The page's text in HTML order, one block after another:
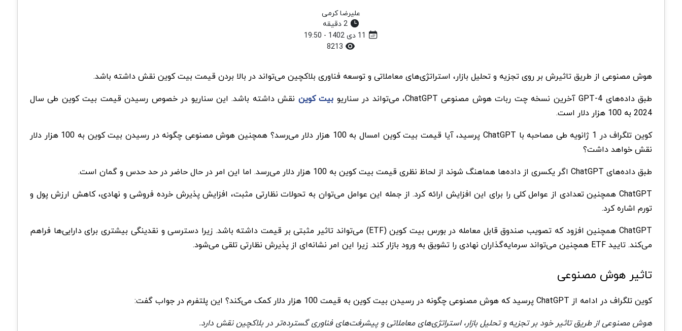
علیرضا کرمی
2 دقیقه
هوش مصنوعی از طریق تاثیرش بر روی تجزیه و تحلیل بازار، استراتژی‌های معاملاتی و توسعه فناوری بلاکچین می‌تواند در بالا بردن قیمت بیت کوین نقش داشته باشد.
طبق داده‌های GPT-4 آخرین نسخه چت ربات هوش مصنوعی ChatGPT، می‌تواند در سناریو
بیت کوین نقش داشته باشد. این سناریو در خصوص رسیدن قیمت بیت کوین طی سال
2024 به 100 هزار دلار است.
کوین تلگراف در 1 ژانویه طی مصاحبه با ChatGPT پرسید، آیا قیمت بیت کوین امسال به 100 هزار دلار می‌رسد؟ همچنین هوش مصنوعی چگونه در رسیدن بیت کوین به 100 هزار دلار
نقش خواهد داشت؟
طبق داده‌های ChatGPT اگر یکسری از داده‌ها هماهنگ شوند از لحاظ نظری قیمت بیت کوین به 100 هزار دلار می‌رسد. اما این امر در حال حاضر در حد حدس و گمان است.
ChatGPT همچنین تعدادی از عوامل کلی را برای این افزایش ارائه کرد. از جمله این عوامل می‌توان به تحولات نظارتی مثبت، افزایش پذیرش خرده فروشی و نهادی، کاهش ارزش پول و
تورم اشاره کرد.
ChatGPT همچنین افزود که تصویب صندوق قابل معامله در بورس بیت کوین (ETF) می‌تواند تاثیر مثبتی بر قیمت داشته باشد. زیرا دسترسی و نقدینگی بیشتری برای دارایی‌ها فراهم
می‌کند. تایید ETF همچنین می‌تواند سرمایه‌گذاران نهادی را تشویق به ورود بازار کند. زیرا این امر نشانه‌ای از پذیرش نظارتی تلقی می‌شود.
تاثیر هوش مصنوعی
کوین تلگراف در ادامه از ChatGPT پرسید که هوش مصنوعی چگونه در رسیدن بیت کوین به قیمت 100 هزار دلار کمک می‌کند؟ این پلتفرم در جواب گفت:
هوش مصنوعی از طریق تاثیر خود بر تجزیه و تحلیل بازار، استراتژی‌های معاملاتی و پیشرفت‌های فناوری گسترده‌تر در بلاکچین نقش دارد.